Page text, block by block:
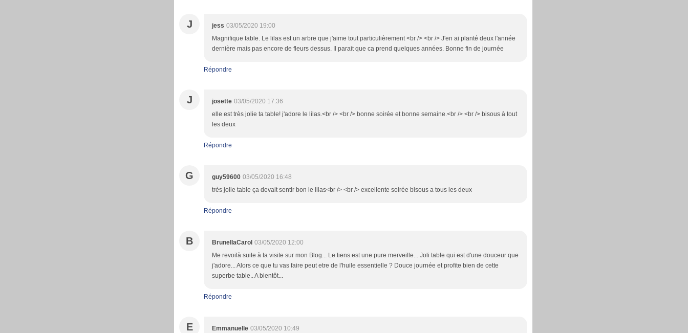
J jess 03/05/2020 19:00
Magnifique table. Le lilas est un arbre que j'aime tout particulièrement <br /> <br /> J'en ai planté deux l'année
dernière mais pas encore de fleurs dessus. Il parait que ca prend quelques années. Bonne fin de journée
Répondre
J josette 03/05/2020 17:36
elle est très jolie ta table! j'adore le lilas.<br /> <br /> bonne soirée et bonne semaine.<br /> <br /> bisous à tout
les deux
Répondre
G guy59600 03/05/2020 16:48
très jolie table ça devait sentir bon le lilas<br /> <br /> excellente soirée bisous a tous les deux
Répondre
B BrunellaCarol 03/05/2020 12:00
Me revoilà suite à ta visite sur mon Blog... Le tiens est une pure merveille... Joli table qui est d'une douceur que
j'adore... Alors ce que tu vas faire peut etre de l'huile essentielle ? Douce journée et profite bien de cette
superbe table.. A bientôt...
Répondre
E Emmanuelle 03/05/2020 10:49